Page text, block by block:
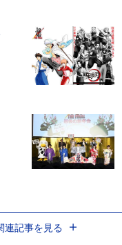
連記事を見る